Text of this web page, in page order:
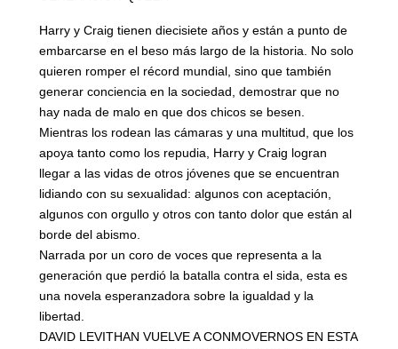
Harry y Craig tienen diecisiete años y están a punto de
embarcarse en el beso más largo de la historia. No solo
quieren romper el récord mundial, sino que también
generar conciencia en la sociedad, demostrar que no
hay nada de malo en que dos chicos se besen.
Mientras los rodean las cámaras y una multitud, que los
apoya tanto como los repudia, Harry y Craig logran
llegar a las vidas de otros jóvenes que se encuentran
lidiando con su sexualidad: algunos con aceptación,
algunos con orgullo y otros con tanto dolor que están al
borde del abismo.
Narrada por un coro de voces que representa a la
generación que perdió la batalla contra el sida, esta es
una novela esperanzadora sobre la igualdad y la
libertad.
DAVID LEVITHAN VUELVE A CONMOVERNOS EN ESTA